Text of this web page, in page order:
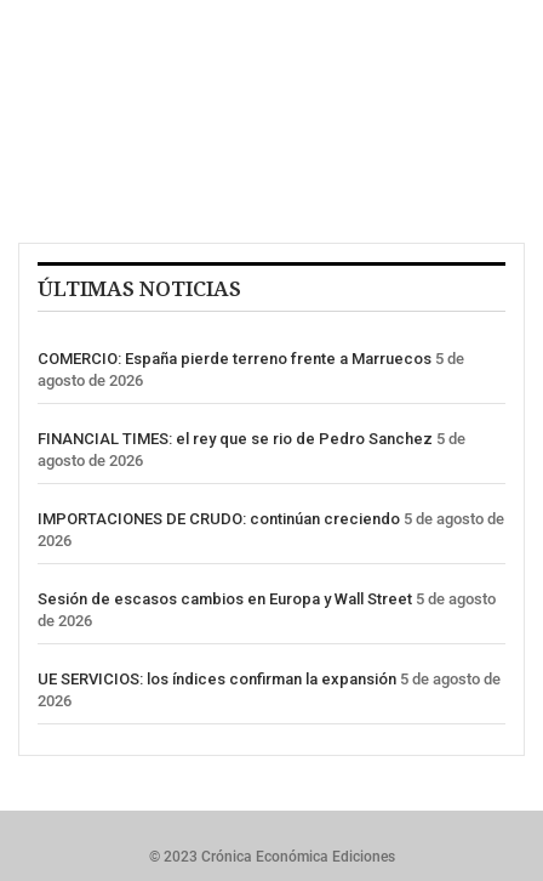
ÚLTIMAS NOTICIAS
COMERCIO: España pierde terreno frente a Marruecos 5 de
agosto de 2026
FINANCIAL TIMES: el rey que se rio de Pedro Sanchez 5 de
agosto de 2026
IMPORTACIONES DE CRUDO: continúan creciendo 5 de agosto de
2026
Sesión de escasos cambios en Europa y Wall Street 5 de agosto
de 2026
UE SERVICIOS: los índices confirman la expansión 5 de agosto de
2026
© 2023 Crónica Económica Ediciones